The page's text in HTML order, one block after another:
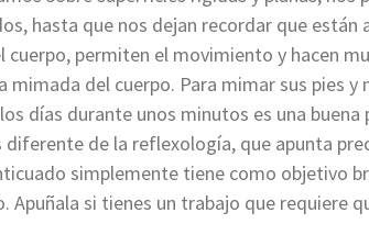
hasta que nos dejan recordar que
cuerpo, permiten el movimiento y hacen
mimada del cuerpo. Para mimar sus pies
días durante unos minutos es una
diferente de la reflexología, que apunta
simplemente tiene como objetivo
Apuñala si tienes un trabajo que requiere